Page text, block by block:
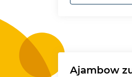
Ajambow